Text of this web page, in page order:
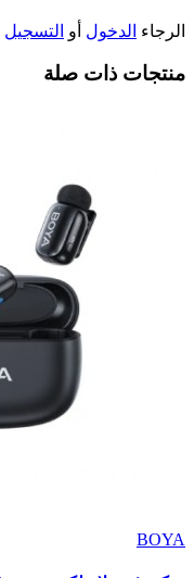
الرجاء الدخول أو التسجيل
منتجات ذات صلة
BOYA